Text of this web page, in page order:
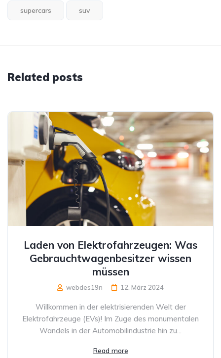
supercars suv
Related posts
Laden von Elektrofahrzeugen: Was
Gebrauchtwagenbesitzer wissen
müssen
webdes19n 12. März 2024
Willkommen in der elektrisierenden Welt der
Elektrofahrzeuge (EVs)! Im Zuge des monumentalen
Wandels in der Automobilindustrie hin zu...
Read more